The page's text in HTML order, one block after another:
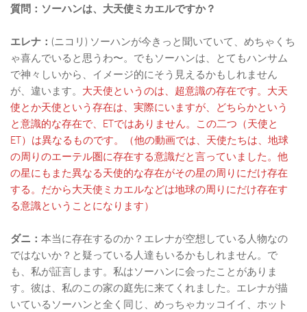
質問：ソーハンは、大天使ミカエルですか？
エレナ： (ニコリ) ソーハンが今きっと聞いていて、めちゃくち
ゃ喜んでいると思うわ〜。でもソーハンは、とてもハンサム
で神々しいから、イメージ的にそう見えるかもしれません
が、違います。 大天使というのは、超意識の存在です。大天
使とか天使という存在は、実際にいますが、どちらかという
と意識的な存在で、ETではありません。この二つ（天使と
ET）は異なるものです。（他の動画では、天使たちは、地球
の周りのエーテル圏に存在する意識だと言っていました。他
の星にもまた異なる天使的な存在がその星の周りにだけ存在
する。だから大天使ミカエルなどは地球の周りにだけ存在す
る意識ということになります）
ダニ： 本当に存在するのか？エレナが空想している人物なの
ではないか？と疑っている人達もいるかもしれません。で
も、私が証言します。私はソーハンに会ったことがありま
す。彼は、私のこの家の庭先に来てくれました。エレナが描
いているソーハンと全く同じ、めっちゃカッコイイ、ホット